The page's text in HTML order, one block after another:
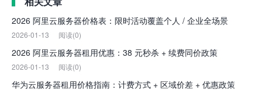
2026 阿里云服务器价格表：限时活动覆盖个人 / 企业全场景
2026-01-13 阅读(0)
2026 阿里云服务器租用优惠：38 元秒杀 + 续费同价政策
2026-01-13 阅读(0)
华为云服务器租用价格指南：计费方式 + 区域价差 + 优惠政策